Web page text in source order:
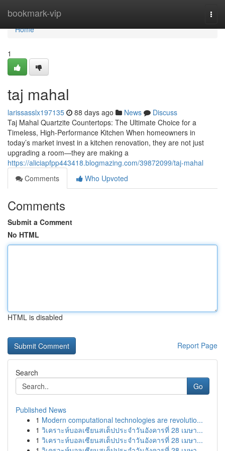
bookmark-vip
Home
Home
1
taj mahal
larissasslx197135 88 days ago News
Discuss
Taj Mahal Quartzite Countertops: The Ultimate Choice for a
Timeless, High-Performance Kitchen When homeowners in
today’s market invest in a kitchen renovation, they are not just
upgrading a room—they are making a
https://aliciapfpp443418.blogmazing.com/39872099/taj-mahal
Comments
Who Upvoted
Comments
Submit a Comment
No HTML
HTML is disabled
Report Page
Search
Go
Published News
1 Modern computational technologies are revolutio...
1 วิเคราะห์บอลเซียนสเต็ปประจำวันอังคารที่ 28 เมษา...
1 วิเคราะห์บอลเซียนสเต็ปประจำวันอังคารที่ 28 เมษา...